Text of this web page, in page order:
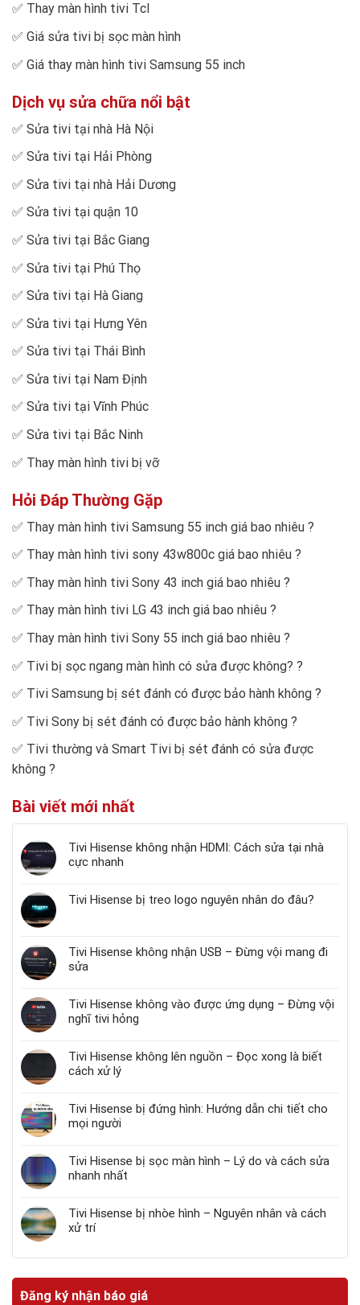
✅ Thay màn hình tivi Tcl
✅ Giá sửa tivi bị sọc màn hình
✅ Giá thay màn hình tivi Samsung 55 inch
Dịch vụ sửa chữa nổi bật
✅ Sửa tivi tại nhà Hà Nội
✅ Sửa tivi tại Hải Phòng
✅ Sửa tivi tại nhà Hải Dương
✅ Sửa tivi tại quận 10
✅ Sửa tivi tại Bắc Giang
✅ Sửa tivi tại Phú Thọ
✅ Sửa tivi tại Hà Giang
✅ Sửa tivi tại Hưng Yên
✅ Sửa tivi tại Thái Bình
✅ Sửa tivi tại Nam Định
✅ Sửa tivi tại Vĩnh Phúc
✅ Sửa tivi tại Bắc Ninh
✅ Thay màn hình tivi bị vỡ
Hỏi Đáp Thường Gặp
✅ Thay màn hình tivi Samsung 55 inch giá bao nhiêu ?
✅ Thay màn hình tivi sony 43w800c giá bao nhiêu ?
✅ Thay màn hình tivi Sony 43 inch giá bao nhiêu ?
✅ Thay màn hình tivi LG 43 inch giá bao nhiêu ?
✅ Thay màn hình tivi Sony 55 inch giá bao nhiêu ?
✅ Tivi bị sọc ngang màn hình có sửa được không? ?
✅ Tivi Samsung bị sét đánh có được bảo hành không ?
✅ Tivi Sony bị sét đánh có được bảo hành không ?
✅ Tivi thường và Smart Tivi bị sét đánh có sửa được
không ?
Bài viết mới nhất
Tivi Hisense không nhận HDMI: Cách sửa tại nhà
cực nhanh
Tivi Hisense bị treo logo nguyên nhân do đâu?
Tivi Hisense không nhận USB – Đừng vội mang đi
sửa
Tivi Hisense không vào được ứng dụng – Đừng vội
nghĩ tivi hỏng
Tivi Hisense không lên nguồn – Đọc xong là biết
cách xử lý
Tivi Hisense bị đứng hình: Hướng dẫn chi tiết cho
mọi người
Tivi Hisense bị sọc màn hình – Lý do và cách sửa
nhanh nhất
Tivi Hisense bị nhòe hình – Nguyên nhân và cách
xử trí
Đăng ký nhận báo giá